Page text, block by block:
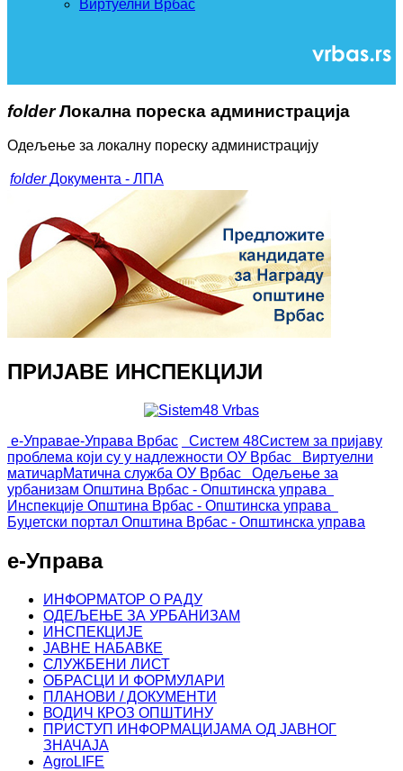
Виртуелни Врбас
folder Локална пореска администрација
Одељење за локалну пореску администрацију
folder Документа - ЛПА
ПРИЈАВЕ ИНСПЕКЦИЈИ
е-Управае-Управа Врбас Систем 48Систем за пријаву
проблема који су у надлежности ОУ Врбас
Виртуелни
матичарМатична служба ОУ Врбас
Одељење за
урбанизам Општина Врбас - Општинска управа
Инспекције Општина Врбас - Општинска управа
Буџетски портал Општина Врбас - Општинска управа
е-Управа
ИНФОРМАТОР О РАДУ
ОДЕЉЕЊЕ ЗА УРБАНИЗАМ
ИНСПЕКЦИЈЕ
ЈАВНЕ НАБАВКЕ
СЛУЖБЕНИ ЛИСТ
ОБРАСЦИ И ФОРМУЛАРИ
ПЛАНОВИ / ДОКУМЕНТИ
ВОДИЧ КРОЗ ОПШТИНУ
ПРИСТУП ИНФОРМАЦИЈАМА ОД ЈАВНОГ
ЗНАЧАЈА
AgroLIFE